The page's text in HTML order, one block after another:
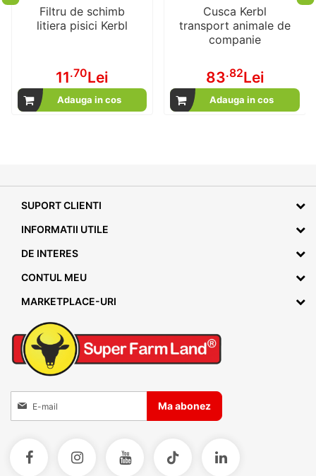
Filtru de schimb
litiera pisici Kerbl
11.70Lei
Adauga in cos
Cusca Kerbl
transport animale de
companie
83.82Lei
Adauga in cos
SUPORT CLIENTI
INFORMATII UTILE
DE INTERES
CONTUL MEU
MARKETPLACE-URI
Inscrieti-va la Buletinele noastre informative
Ma abonez